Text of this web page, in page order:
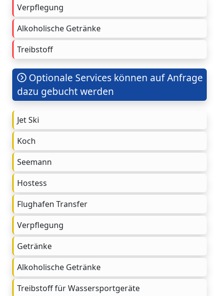
Verpflegung
Alkoholische Getränke
Treibstoff
Optionale Services können auf Anfrage
dazu gebucht werden
Jet Ski
Koch
Seemann
Hostess
Flughafen Transfer
Verpflegung
Getränke
Alkoholische Getränke
Treibstoff für Wassersportgeräte